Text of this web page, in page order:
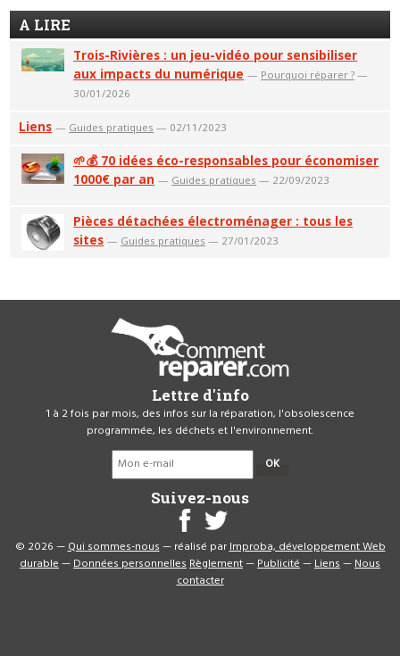
A LIRE
Trois-Rivières : un jeu-vidéo pour sensibiliser
aux impacts du numérique — Pourquoi réparer ? —
30/01/2026
Liens — Guides pratiques — 02/11/2023
🌱💰 70 idées éco-responsables pour économiser
1000€ par an — Guides pratiques — 22/09/2023
Pièces détachées électroménager : tous les
sites — Guides pratiques — 27/01/2023
Lettre d'info
1 à 2 fois par mois, des infos sur la réparation, l'obsolescence
programmée, les déchets et l'environnement.
OK
Suivez-nous
© 2026 —Qui sommes-nous— réalisé parImproba, développement Web
durable—Données personnellesRèglement—Publicité—Liens—Nous
contacter